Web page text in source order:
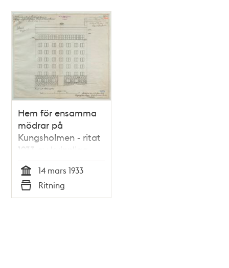
Hem för ensamma
mödrar på
Kungsholmen - ritat
1933 av kvinnliga
arkitektpionjärer
Tid
14 mars 1933
Typ
Ritning